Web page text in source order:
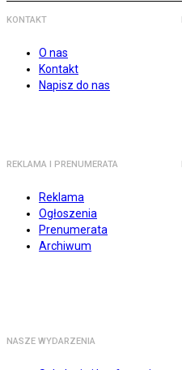
KONTAKT
O nas
Kontakt
Napisz do nas
REKLAMA I PRENUMERATA
Reklama
Ogłoszenia
Prenumerata
Archiwum
NASZE WYDARZENIA